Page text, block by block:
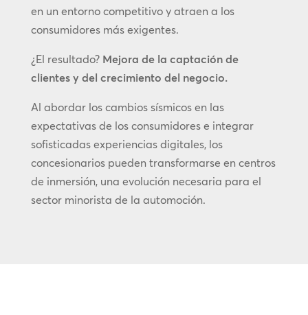
en un entorno competitivo y atraen a los
consumidores más exigentes.
¿El resultado? Mejora de la captación de
clientes y del crecimiento del negocio.
Al abordar los cambios sísmicos en las
expectativas de los consumidores e integrar
sofisticadas experiencias digitales, los
concesionarios pueden transformarse en centros
de inmersión, una evolución necesaria para el
sector minorista de la automoción.